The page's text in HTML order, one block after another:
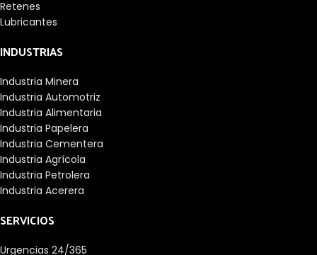
Retenes
Lubricantes
INDUSTRIAS
Industria Minera
Industria Automotriz
Industria Alimentaria
Industria Papelera
Industria Cementera
Industria Agrícola
Industria Petrolera
Industria Acerera
SERVICIOS
Urgencias 24/365